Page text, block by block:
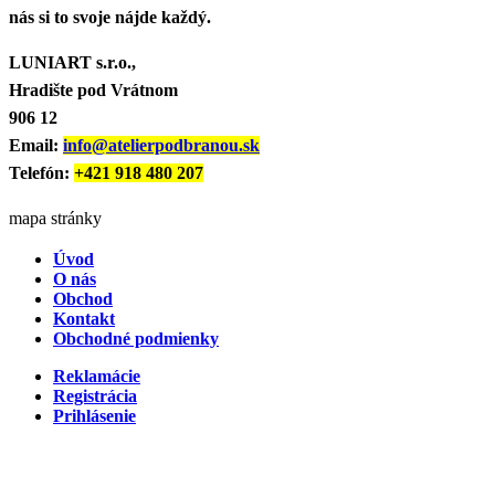
nás si to svoje nájde každý.
LUNIART s.r.o.,
Hradište pod Vrátnom
906 12
Email: info@atelierpodbranou.sk
Telefón: +421 918 480 207
mapa stránky
Úvod
O nás
Obchod
Kontakt
Obchodné podmienky
Reklamácie
Registrácia
Prihlásenie